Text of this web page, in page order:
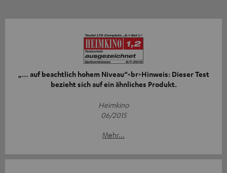
„… auf beachtlich hohem Niveau“<br>Hinweis: Dieser Test
bezieht sich auf ein ähnliches Produkt.
Heimkino
06/2015
Mehr...